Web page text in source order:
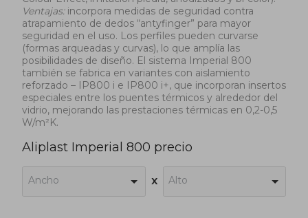
Ventajas:incorpora medidas de seguridad contra
atrapamiento de dedos “antyfinger” para mayor
seguridad en el uso. Los perfiles pueden curvarse
(formas arqueadas y curvas), lo que amplía las
posibilidades de diseño. El sistema Imperial 800
también se fabrica en variantes con aislamiento
reforzado – IP800 i e IP800 i+, que incorporan insertos
especiales entre los puentes térmicos y alrededor del
vidrio, mejorando las prestaciones térmicas en 0,2-0,5
W/m²K.
Aliplast Imperial 800 precio
Ancho x Alto